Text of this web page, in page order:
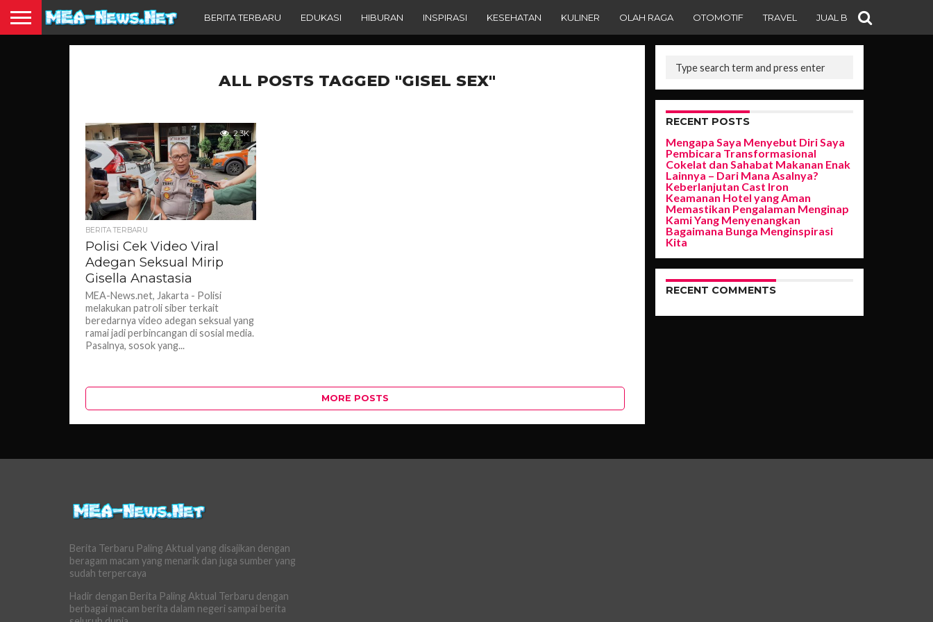
BERITA TERBARU EDUKASI HIBURAN INSPIRASI KESEHATAN KULINER OLAH RAGA OTOMOTIF TRAVEL JUAL BELI
ALL POSTS TAGGED "GISEL SEX"
2.3K
BERITA TERBARU
Polisi Cek Video Viral
Adegan Seksual Mirip
Gisella Anastasia
MEA-News.net, Jakarta - Polisi
melakukan patroli siber terkait
beredarnya video adegan seksual yang
ramai jadi perbincangan di sosial media.
Pasalnya, sosok yang...
MORE POSTS
RECENT POSTS
Mengapa Saya Menyebut Diri Saya
Pembicara Transformasional
Cokelat dan Sahabat Makanan Enak
Lainnya – Dari Mana Asalnya?
Keberlanjutan Cast Iron
Keamanan Hotel yang Aman
Memastikan Pengalaman Menginap
Kami Yang Menyenangkan
Bagaimana Bunga Menginspirasi
Kita
RECENT COMMENTS
Berita Terbaru Paling Aktual yang disajikan dengan
beragam macam yang menarik dan juga sumber yang
sudah terpercaya
Hadir dengan Berita Paling Aktual Terbaru dengan
berbagai macam berita dalam negeri sampai berita